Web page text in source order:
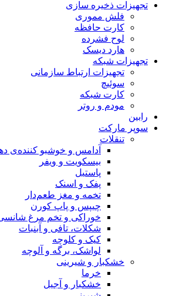
تجهیزات ذخیره سازی
فلش مموری
کارت حافظه
لوح فشرده
هارد دیسک
تجهیزات شبکه
تجهیزات ارتباط سازمانی
سوئیچ
کارت شبکه
مودم و روتر
رابین
سوپر مارکت
تنقلات
آدامس و خوشبو کننده‌ی
بیسکویت و ویفر
پاستیل
پفک و اسنک
تخمه و مغز طعم‌دار
چیپس و پاپ کورن
خوراکی و تخم مرغ
شکلات، تافی و آبنبات
کیک و کلوچه
لواشک، برگه و آلوچه
خشکبار و شیرینی
خرما
خشکبار و آجیل